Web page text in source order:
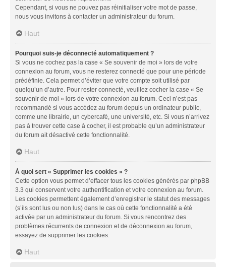
Cependant, si vous ne pouvez pas réinitialiser votre mot de passe,
nous vous invitons à contacter un administrateur du forum.
Haut
Pourquoi suis-je déconnecté automatiquement ?
Si vous ne cochez pas la case « Se souvenir de moi » lors de votre
connexion au forum, vous ne resterez connecté que pour une période
prédéfinie. Cela permet d’éviter que votre compte soit utilisé par
quelqu’un d’autre. Pour rester connecté, veuillez cocher la case « Se
souvenir de moi » lors de votre connexion au forum. Ceci n’est pas
recommandé si vous accédez au forum depuis un ordinateur public,
comme une librairie, un cybercafé, une université, etc. Si vous n’arrivez
pas à trouver cette case à cocher, il est probable qu’un administrateur
du forum ait désactivé cette fonctionnalité.
Haut
À quoi sert « Supprimer les cookies » ?
Cette option vous permet d’effacer tous les cookies générés par phpBB
3.3 qui conservent votre authentification et votre connexion au forum.
Les cookies permettent également d’enregistrer le statut des messages
(s’ils sont lus ou non lus) dans le cas où cette fonctionnalité a été
activée par un administrateur du forum. Si vous rencontrez des
problèmes récurrents de connexion et de déconnexion au forum,
essayez de supprimer les cookies.
Haut